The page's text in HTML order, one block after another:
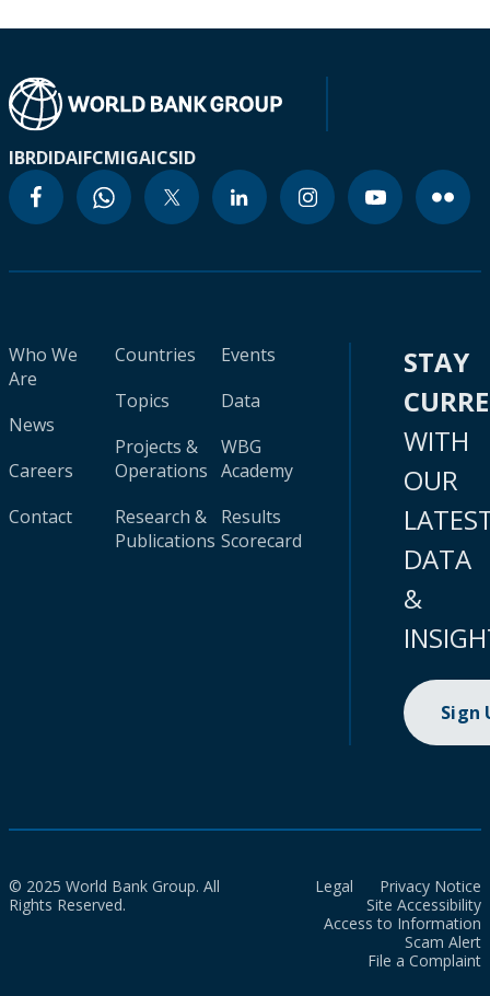
IBRDIDAIFCMIGAICSID
Who We
Are
News
Careers
Contact
Countries
Topics
Projects &
Operations
Research &
Publications
Events
Data
WBG
Academy
Results
Scorecard
STAY
WITH
OUR
DATA
&
Sign
© 2025 World Bank Group. All
Rights Reserved.
Legal
Privacy Notice
Site Accessibility
Access to Information
Scam Alert
File a Complaint